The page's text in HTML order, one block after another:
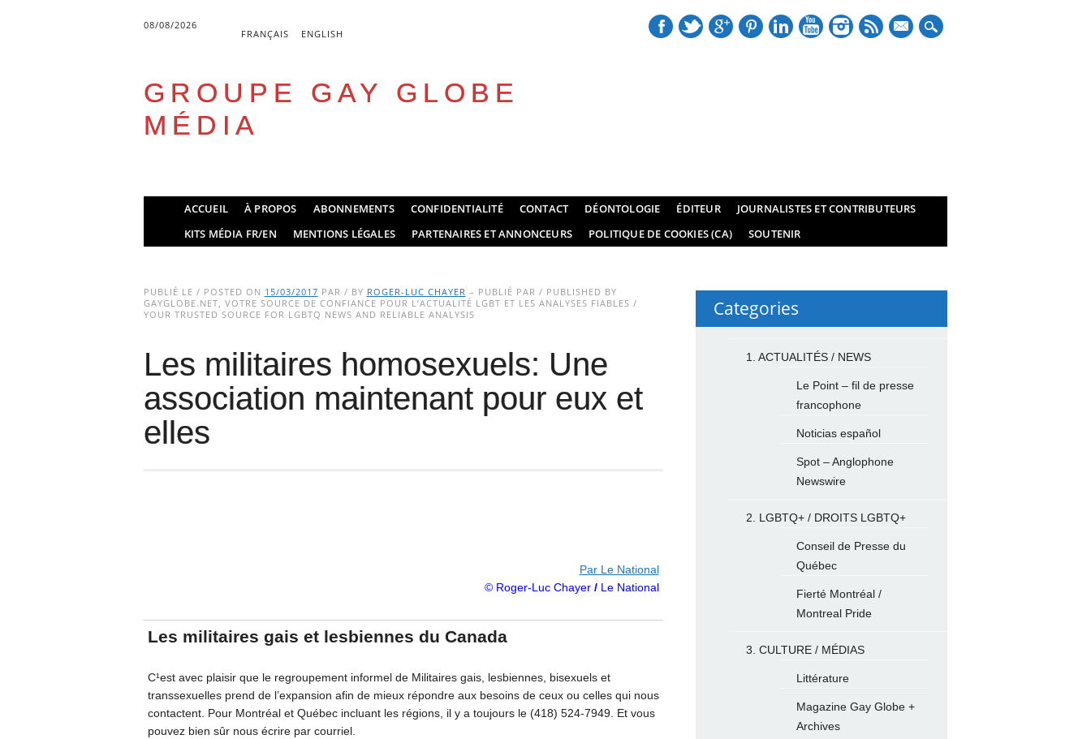
08/08/2026
FRANÇAIS ENGLISH
mail
GROUPE GAY GLOBE
MÉDIA
Main menu
ACCUEIL À PROPOS ABONNEMENTS CONFIDENTIALITÉ CONTACT DÉONTOLOGIE ÉDITEUR
JOURNALISTES ET CONTRIBUTEURS
KITS MÉDIA FR/EN
MENTIONS LÉGALES PARTENAIRES ET ANNONCEURS POLITIQUE DE COOKIES (CA) SOUTENIR
PUBLIÉ LE / POSTED ON 15/03/2017 PAR / BY ROGER-LUC CHAYER – PUBLIÉ PAR / PUBLISHED BY
GAYGLOBE.NET, VOTRE SOURCE DE CONFIANCE POUR L’ACTUALITÉ LGBT ET LES ANALYSES FIABLES /
YOUR TRUSTED SOURCE FOR LGBTQ NEWS AND RELIABLE ANALYSIS
Les militaires homosexuels: Une
association maintenant pour eux et
elles
Par Le National
© Roger-Luc Chayer/Le National
Les militaires gais et lesbiennes du Canada
C¹est avec plaisir que le regroupement informel de Militaires gais, lesbiennes, bisexuels et
transsexuelles prend de l’expansion afin de mieux répondre aux besoins de ceux ou celles qui nous
contactent. Pour Montréal et Québec incluant les régions, il y a toujours le (418) 524-7949. Et vous
pouvez bien sûr nous écrire par courriel.
Categories
1. ACTUALITÉS / NEWS
Le Point – fil de presse
francophone
Noticias español
Spot – Anglophone
Newswire
2. LGBTQ+ / DROITS LGBTQ+
Conseil de Presse du
Québec
Fierté Montréal /
Montreal Pride
3. CULTURE / MÉDIAS
Littérature
Magazine Gay Globe +
Archives